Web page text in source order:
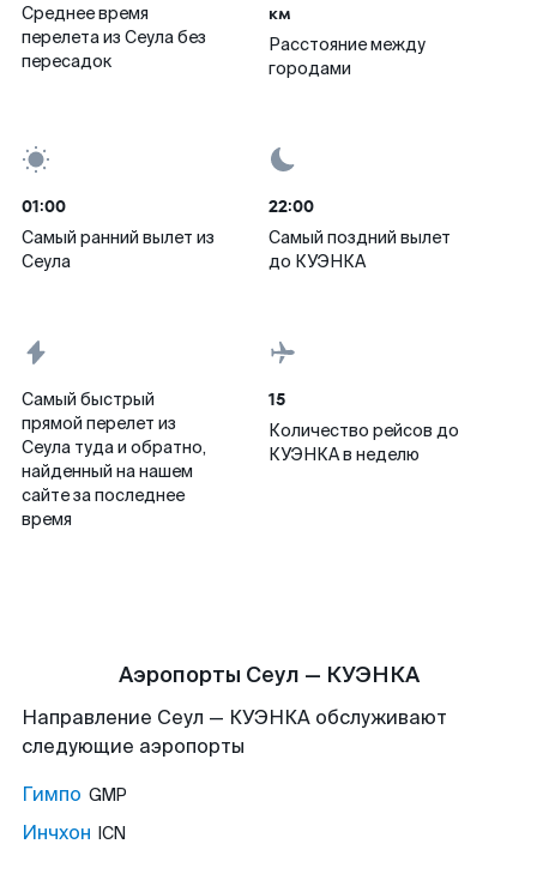
Среднее время
перелета из Сеула без
пересадок
км
Расстояние между
городами
01:00
Самый ранний вылет из
Сеула
22:00
Самый поздний вылет
до КУЭНКА
Самый быстрый
прямой перелет из
Сеула туда и обратно,
найденный на нашем
сайте за последнее
время
15
Количество рейсов до
КУЭНКА в неделю
Аэропорты Сеул — КУЭНКА
Направление Сеул — КУЭНКА обслуживают
следующие аэропорты
Гимпо GMP
Инчхон ICN